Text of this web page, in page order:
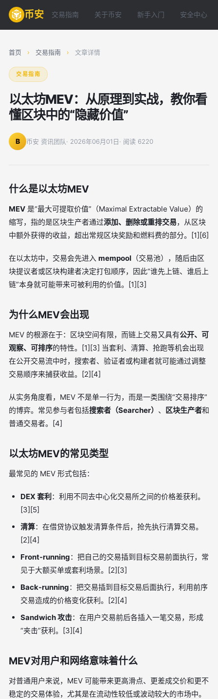
币安 交易指南 关于币安 新手入门 安全中心
首页 › 交易指南 › 文章详情
交易指南
以太坊MEV：从原理到实战，教你看
懂区块中的“隐藏价值”
B 币安 资讯团队· 2026年06月01日· 阅读 6220
什么是以太坊MEV
MEV 是“最大可提取价值”（Maximal Extractable Value）的
缩写，指的是区块生产者通过添加、删除或重排交易，从区块
中额外获得的收益，超出常规区块奖励和燃料费的部分。[1][6]
在以太坊中，交易会先进入 mempool （交易池），随后由区
块提议者或区块构建者决定打包顺序，因此“谁先上链、谁后上
链”本身就可能带来可被利用的价值。[1][3]
为什么MEV会出现
MEV 的根源在于：区块空间有限，而链上交易又具有公开、可
观察、可排序的特性。[1][3] 当套利、清算、抢跑等机会出现
在公开交易流中时，搜索者、验证者或构建者就可能通过调整
交易顺序来捕获收益。[2][4]
从实务角度看，MEV 不是单一行为，而是一类围绕“交易排序”
的博弈。常见参与者包括搜索者（Searcher） 、 区块生产者和
普通交易者。[4]
以太坊MEV的常见类型
最常见的 MEV 形式包括：
DEX 套利 ：利用不同去中心化交易所之间的价格差获利。
[3][5]
清算：在借贷协议触发清算条件后，抢先执行清算交易。
[2][4]
Front-running：把自己的交易插到目标交易前面执行，常
见于大额买单或套利场景。[2][3]
Back-running：把交易插到目标交易后面执行，利用前序
交易造成的价格变化获利。[2][4]
Sandwich 攻击：在用户交易前后各插入一笔交易，形成
“夹击”获利。[3][4]
MEV对用户和网络意味着什么
对普通用户来说，MEV 可能带来更高滑点、更差成交价和更不
稳定的交易体验，尤其是在流动性较低或波动较大的市场中。